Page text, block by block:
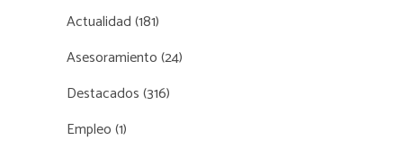
Actualidad(181)
Asesoramiento(24)
Destacados(316)
Empleo(1)